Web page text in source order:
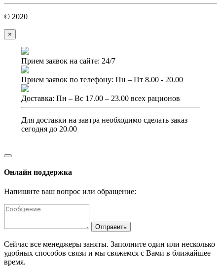
© 2020
×
Прием заявок на сайте: 24/7
Прием заявок по телефону: Пн – Пт 8.00 - 20.00
Доставка: Пн – Вс 17.00 – 23.00 всех рационов
Для доставки на завтра необходимо сделать заказ
сегодня до 20.00
Онлайн поддержка
Напишите ваш вопрос или обращение:
Отправить
Сейчас все менеджеры заняты. Заполните один или несколько
удобных способов связи и мы свяжемся с Вами в ближайшее
время.